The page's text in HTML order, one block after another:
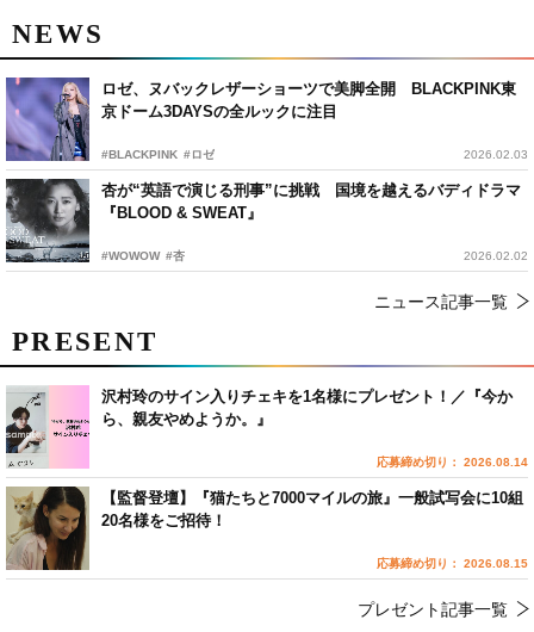
NEWS
ロゼ、ヌバックレザーショーツで美脚全開 BLACKPINK東
京ドーム3DAYSの全ルックに注目
#BLACKPINK #ロゼ 2026.02.03
杏が“英語で演じる刑事”に挑戦 国境を越えるバディドラマ
『BLOOD & SWEAT』
#WOWOW #杏 2026.02.02
ニュース記事一覧
PRESENT
沢村玲のサイン入りチェキを1名様にプレゼント！／『今か
ら、親友やめようか。』
応募締め切り： 2026.08.14
【監督登壇】『猫たちと7000マイルの旅』一般試写会に10組
20名様をご招待！
応募締め切り： 2026.08.15
プレゼント記事一覧